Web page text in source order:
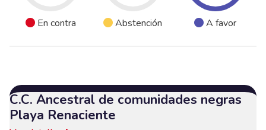
En contra Abstención A favor
C.C. Ancestral de comunidades negras
Playa Renaciente